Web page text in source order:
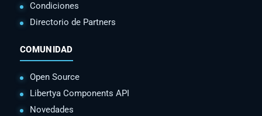
Condiciones
Directorio de Partners
COMUNIDAD
Open Source
Libertya Components API
Novedades